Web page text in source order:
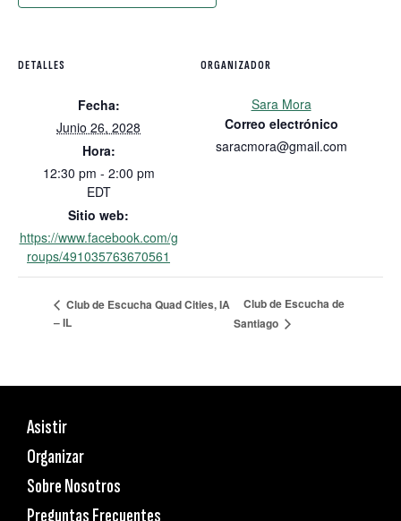
DETALLES
Fecha:
Junio 26, 2028
Hora:
12:30 pm - 2:00 pm
EDT
Sitio web:
https://www.facebook.com/g
roups/491035763670561
ORGANIZADOR
Sara Mora
Correo electrónico
saracmora@gmail.com
Club de Escucha Quad Cities, IA
– IL
Club de Escucha de
Santiago
Asistir
Organizar
Sobre Nosotros
Preguntas Frecuentes